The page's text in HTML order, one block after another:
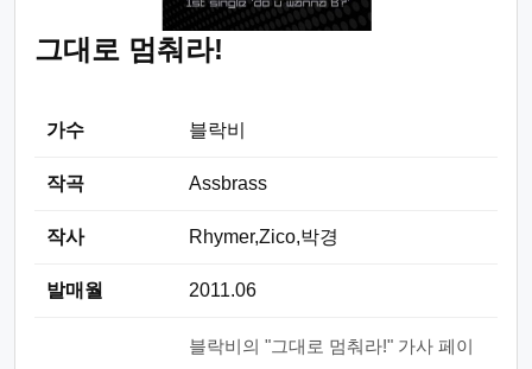
그대로 멈춰라!
가수 블락비
작곡 Assbrass
작사 Rhymer,Zico,박경
발매월 2011.06
블락비의 "그대로 멈춰라!" 가사 페이